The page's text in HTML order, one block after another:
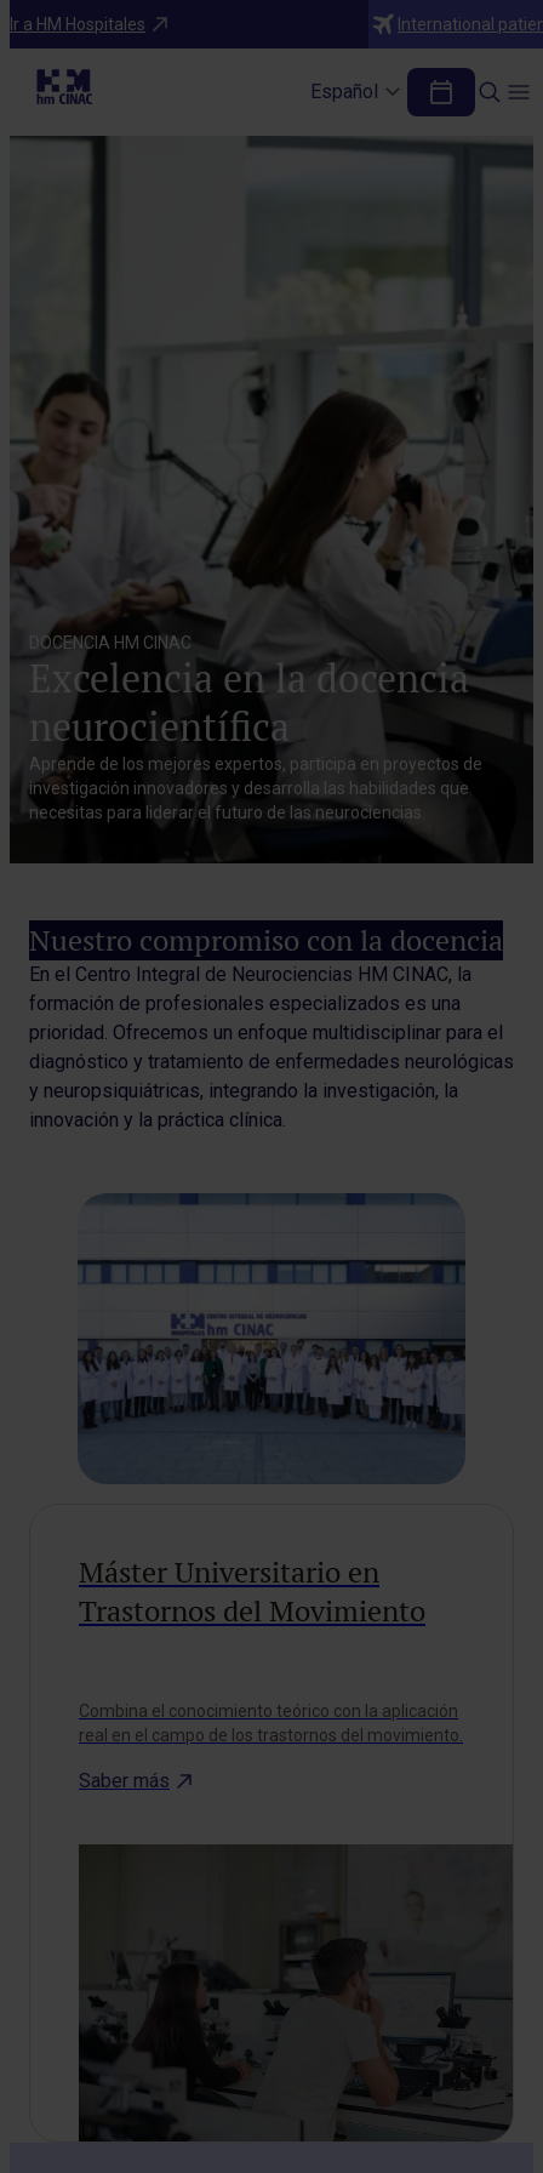
Ir a HM Hospitales International
Español
DOCENCIA HM CINAC
Excelencia en la docencia
neurocientífica
Aprende de los mejores expertos, participa en proyectos de
investigación innovadores y desarrolla las habilidades que
necesitas para liderar el futuro de las neurociencias.
Nuestro compromiso con la docencia
En el Centro Integral de Neurociencias HM CINAC, la
formación de profesionales especializados es una
prioridad. Ofrecemos un enfoque multidisciplinar para el
diagnóstico y tratamiento de enfermedades neurológicas
y neuropsiquiátricas, integrando la investigación, la
innovación y la práctica clínica.
Máster Universitario en
Trastornos del Movimiento
Combina el conocimiento teórico con la aplicación
real en el campo de los trastornos del movimiento.
Saber más